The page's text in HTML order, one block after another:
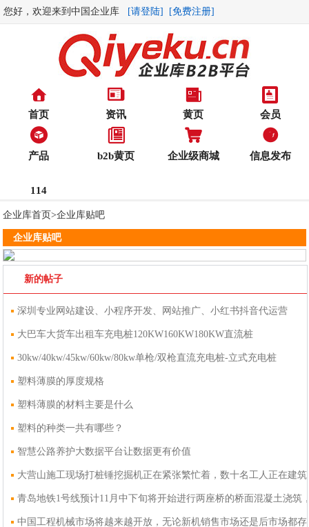
您好，欢迎来到中国企业库 [请登陆] [免费注册]
首页 资讯 黄页 会员
产品 b2b黄页 企业级商城 信息发布
114
企业库首页>企业库贴吧
企业库贴吧
新的帖子
深圳专业网站建设、小程序开发、网站推广、小红书抖音代运营
大巴车大货车出租车充电桩120KW160KW180KW直流桩
30kw/40kw/45kw/60kw/80kw单枪/双枪直流充电桩-立式充电桩
塑料薄膜的厚度规格
塑料薄膜的材料主要是什么
塑料的种类一共有哪些？
智慧公路养护大数据平台让数据更有价值
大营山施工现场打桩锤挖掘机正在紧张繁忙着，数十名工人正在建
青岛地铁1号线预计11月中下旬将开始进行两座桥的桥面混凝土浇
中国工程机械市场将越来越开放，无论新机销售市场还是后市场都